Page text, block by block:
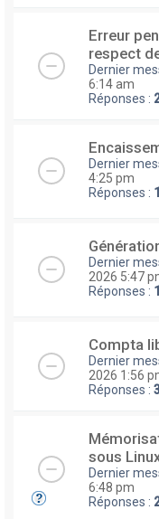
Erreur
respect
Dernier
6:14 am
Réponses :
Dernier
4:25 pm
Réponses :
Dernier
2026 5:47
Réponses :
Compta
Dernier
2026 1:56
Réponses :
sous
Dernier
6:48 pm
Réponses :